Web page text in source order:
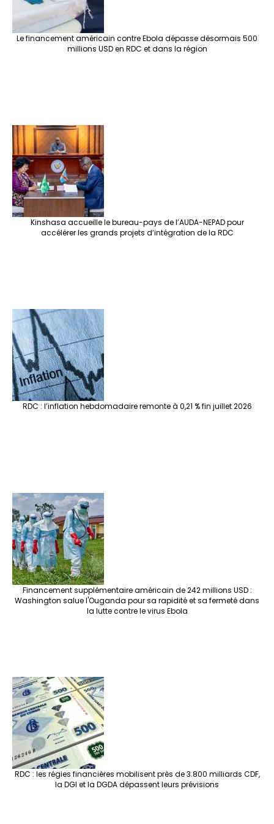
Le financement américain contre Ebola dépasse désormais 500
millions USD en RDC et dans la région
Kinshasa accueille le bureau-pays de l’AUDA-NEPAD pour
accélérer les grands projets d’intégration de la RDC
RDC : l’inflation hebdomadaire remonte à 0,21 % fin juillet 2026
Financement supplémentaire américain de 242 millions USD :
Washington salue l'Ouganda pour sa rapidité et sa fermeté dans
la lutte contre le virus Ebola
RDC : les régies financières mobilisent près de 3.800 milliards CDF,
la DGI et la DGDA dépassent leurs prévisions